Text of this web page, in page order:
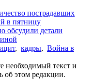
пострадавших
в пятницу
обсудили детали
, кадры, Война в
необходимый текст и
об этом редакции.